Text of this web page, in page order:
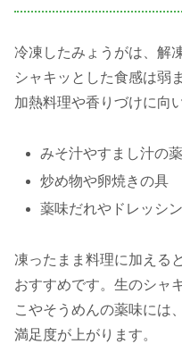
冷凍したみょうがは、解
シャキッとした食感は弱
加熱料理や香りづけに向
みそ汁やすまし汁の
炒め物や卵焼きの具
薬味だれやドレッシ
凍ったまま料理に加える
おすすめです。生のシャ
こやそうめんの薬味には
満足度が上がります。